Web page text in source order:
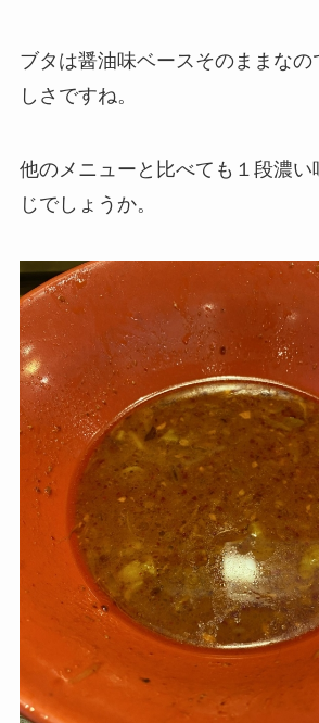
ブタは醤油味ベースそのままなの
しさですね。
他のメニューと比べても１段濃
じでしょうか。